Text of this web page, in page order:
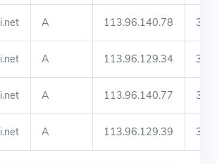
A 113.96.140.78 310
A 113.96.129.34 310
A 113.96.140.77 310
A 113.96.129.39 310